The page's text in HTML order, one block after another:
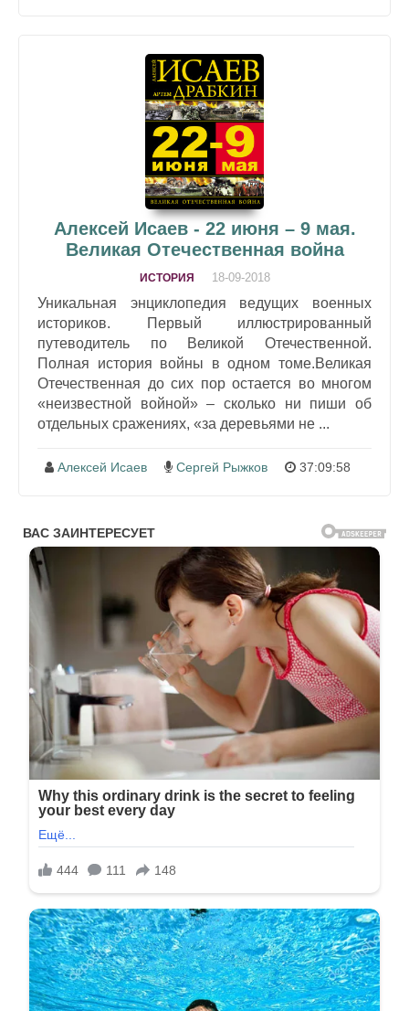
Алексей Исаев - 22 июня – 9 мая.
Великая Отечественная война
ИСТОРИЯ 18-09-2018
Уникальная энциклопедия ведущих военных
историков. Первый иллюстрированный
путеводитель по Великой Отечественной.
Полная история войны в одном томе.Великая
Отечественная до сих пор остается во многом
«неизвестной войной» – сколько ни пиши об
отдельных сражениях, «за деревьями не ...
Алексей Исаев Сергей Рыжков 37:09:58